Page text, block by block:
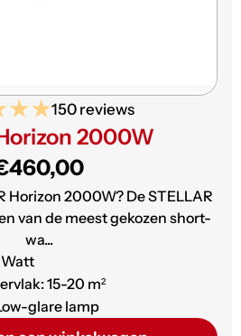
150 reviews
2000W
Horizon 2000W? De STELLAR
van de meest gekozen short-
wa...
15-20 m²
glare lamp